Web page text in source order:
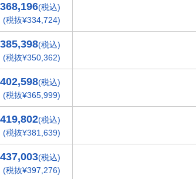
(税込)
(税抜¥334,724)
(税込)
(税抜¥350,362)
(税込)
(税抜¥365,999)
(税込)
(税抜¥381,639)
(税込)
(税抜¥397,276)